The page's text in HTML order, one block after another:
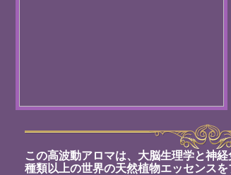
この高波動アロマは、大脳生理学と神
種類以上の世界の天然植物エッセンスを